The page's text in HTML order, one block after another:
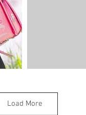
Load More